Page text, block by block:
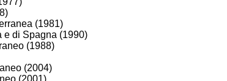
(1981)
e di Spagna (1990)
(1988)
(2004)
(2001)